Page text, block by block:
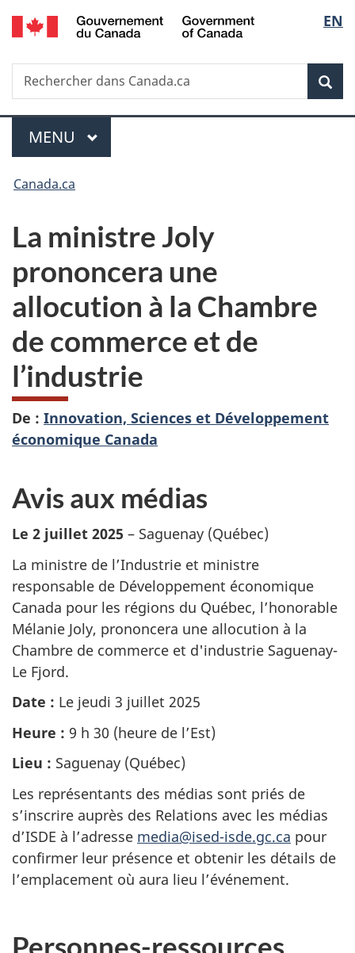
Passer
au
principal
Passer
à
Au
du
Passer
à
version
simplifiée
de
la
EN
Recherche
Rechercher
dans
Menu
MENU PRINCIPAL
Vous
ici :
Canada.ca
La ministre Joly
prononcera une
allocution à la Chambre
de commerce et de
l’industrie
De : Innovation, Sciences et Développement
économique Canada
Avis aux médias
Le 2 juillet 2025 – Saguenay (Québec)
La ministre de l’Industrie et ministre
responsable de Développement économique
Canada pour les régions du Québec, l’honorable
Mélanie Joly, prononcera une allocution à la
Chambre de commerce et d'industrie Saguenay-
Le Fjord.
Date : Le jeudi 3 juillet 2025
Heure : 9 h 30 (heure de l’Est)
Lieu : Saguenay (Québec)
Les représentants des médias sont priés de
s’inscrire auprès des Relations avec les médias
d’ISDE à l’adresse media@ised-isde.gc.ca pour
confirmer leur présence et obtenir les détails de
l’emplacement où aura lieu l’événement.
Personnes-ressources